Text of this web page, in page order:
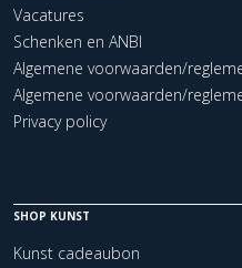
Vacatures
Schenken en ANBI
Algemene voorwaarden/
Algemene voorwaarden/
Privacy policy
SHOP KUNST
Kunst cadeaubon